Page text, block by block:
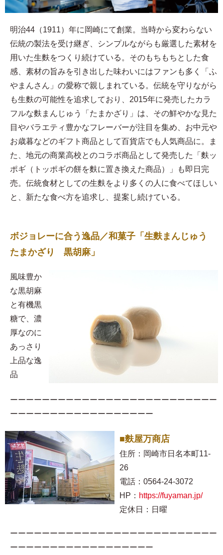
明治44（1911）年に岡崎にて創業。当時から変わらない
伝統の製法を受け継ぎ、シンプルながらも厳選した素材を
用いた生麩をつくり続けている。そのもちもちとした食
感、素材の旨みを引き出した味わいにはファンも多く「ふ
やまんさん」の愛称で親しまれている。伝統を守りながら
も生麩の可能性を追求しており、2015年に発売したカラ
フルな麩まんじゅう「たまかざり」は、その鮮やかな見た
目やバラエティ豊かなフレーバーが注目を集め、お中元や
お歳暮などのギフト商品として百貨店でも人気商品に。ま
た、地元の商業高校とのコラボ商品として発売した「麩ッ
ポギ（トッポギの餅を麩に置き換えた商品）」も即日完
売。伝統食材としての生麩をより多くの人に食べてほしい
と、新たな食べ方を追求し、提案し続けている。
ボジョレーに合う逸品／和菓子「生麩まんじゅう
たまかざり 黒胡麻」
風味豊か
な黒胡麻
と有機黒
糖で、濃
厚なのに
あっさり
上品な逸
品
ーーーーーーーーーーーーーーーーーーーーーーーーーー
ーーーーーーーーーーーーーーーーーー
■麩屋万商店
住所：岡崎市日名本町11-
26
電話：0564-24-3072
HP： https://fuyaman.jp/
定休日：日曜
ーーーーーーーーーーーーーーーーーーーーーーーーーー
ーーーーーーーーーーーーーーーーーー